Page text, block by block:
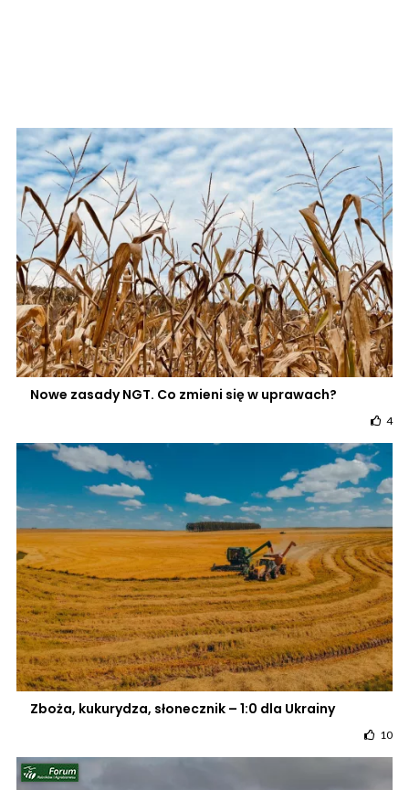
Nowe zasady NGT. Co zmieni się w uprawach?
4
Zboża, kukurydza, słonecznik – 1:0 dla Ukrainy
10